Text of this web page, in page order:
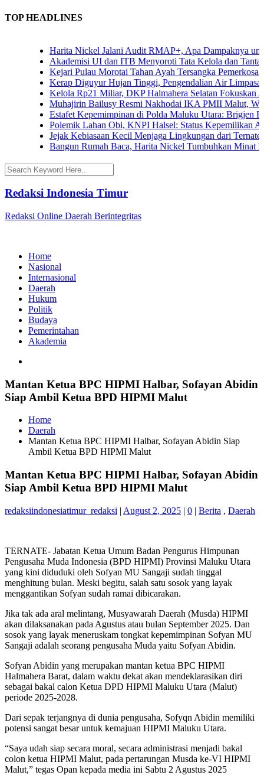
TOP HEADLINES
Harita Nickel Jalani Audit RMAP+, Apa Dampaknya untuk
Akademisi UI dan ITB Menyoroti Tata Kelola dan
Kejari Pulau Morotai Tahan Ayah Tersangka Pemerkosaan
Kerap Diguyur Hujan Tinggi, Pengendalian Air Limpasan
Kelola Rp21 Miliar, DKP Halmahera Selatan Fokuskan
Muhajirin Bailusy Resmi Nakhodai IKA PMII Malut,
Estafet Kepemimpinan di Polda Maluku Utara: Brigjen Pol.
Polemik Lahan Obi, KNPI Halsel: Status Kepemilikan Arifin
Jejak Kebiasaan Kecil Menjaga Lingkungan dari Ternate
Bangun Rumah Baca, Harita Nickel Tumbuhkan Minat
Redaksi Indonesia Timur
Redaksi Online Daerah Berintegritas
Home
Nasional
Internasional
Daerah
Hukum
Politik
Budaya
Pemerintahan
Akademia
Mantan Ketua BPC HIPMI Halbar, Sofayan Abidin
Siap Ambil Ketua BPD HIPMI Malut
Home
Daerah
Mantan Ketua BPC HIPMI Halbar, Sofayan Abidin Siap
Ambil Ketua BPD HIPMI Malut
Mantan Ketua BPC HIPMI Halbar, Sofayan Abidin
Siap Ambil Ketua BPD HIPMI Malut
redaksiindonesiatimur_redaksi | August 2, 2025 | 0 | Berita , Daerah
TERNATE- Jabatan Ketua Umum Badan Pengurus Himpunan
Pengusaha Muda Indonesia (BPD HIPMI) Provinsi Maluku Utara
yang kini diduduki oleh Sofyan MU Sangaji sudah tinggal
menghitung bulan. Meski begitu, salah satu sosok yang layak
menggantikan Sofyan sudah ramai dibicarakan.
Jika tak ada aral melintang, Musyawarah Daerah (Musda) HIPMI
akan dilaksanakan pada Agustus atau bulan September 2025. Dan
sosok yang layak meneruskam tongkat kepemimpinan Sofyan MU
Sangaji adalah seorang pengusaha Muda yaitu Sofyan Abidin.
Sofyan Abidin yang merupakan mantan ketua BPC HIPMI
Halmahera Barat, dalam waktu dekat akan mendeklarasikan diri
sebagai bakal calon Ketua DPD HIPMI Maluku Utara (Malut)
periode 2025-2028.
Dari sepak terjangnya di dunia pengusaha, Sofyqn Abidin memiliki
potensi sangat besar untuk kemajuan HIPMI Maluku Utara.
“Saya udah siap secara moral, secara administrasi menjadi bakal
colon ketua HIPMI Malut, pada pertarungan Musda ke-VI HIPMI
Malut,” tegas Opan kepada media ini Sabtu 2 Agustus 2025